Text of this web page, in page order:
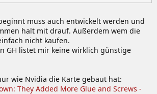
muss auch entwickelt werden und
halt mit drauf. Außerdem wem die
nicht kaufen.
GH listet mir keine wirklich günstige
wie Nvidia die Karte gebaut hat:
They Added More Glue and Screws -